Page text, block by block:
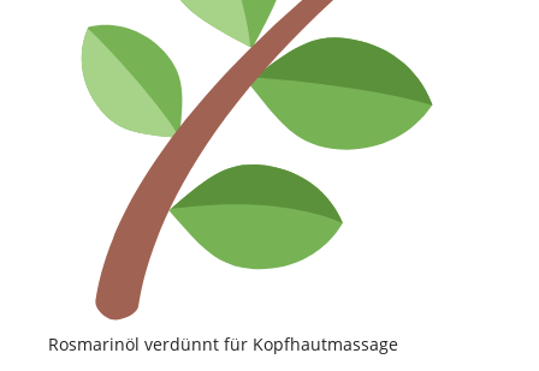
Rosmarinöl verdünnt für Kopfhautmassage